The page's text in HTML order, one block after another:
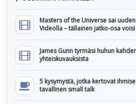
Masters of the Universe sai
Videolla – tällainen jatko-osa
James Gunn tyrmäsi huhun
yhteiskuvauksista
5 kysymystä, jotka kertovat
tavallinen small talk